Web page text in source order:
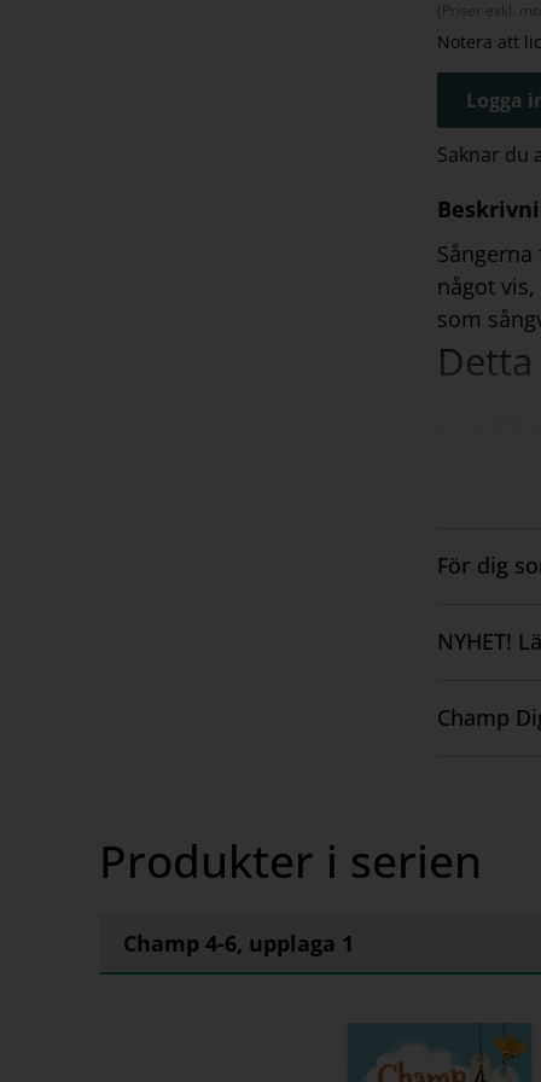
(Priser exkl.
Notera att
Logga
Saknar du
något
som
För dig
Visa
NYHET!
Visa
Champ
Visa
Produkter i serien
Champ 4-6, upplaga 1